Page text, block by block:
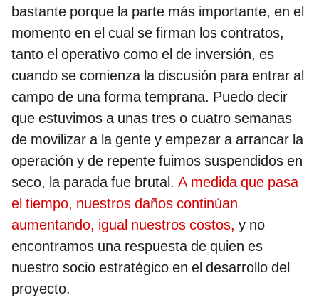
bastante porque la parte más importante, en el
momento en el cual se firman los contratos,
tanto el operativo como el de inversión, es
cuando se comienza la discusión para entrar al
campo de una forma temprana. Puedo decir
que estuvimos a unas tres o cuatro semanas
de movilizar a la gente y empezar a arrancar la
operación y de repente fuimos suspendidos en
seco, la parada fue brutal. A medida que pasa
el tiempo, nuestros daños continúan
aumentando, igual nuestros costos, y no
encontramos una respuesta de quien es
nuestro socio estratégico en el desarrollo del
proyecto.